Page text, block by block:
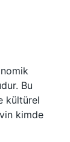
Bu
kültürel
kimde